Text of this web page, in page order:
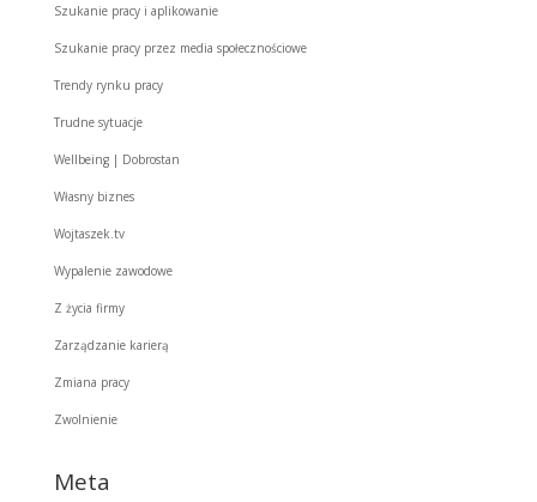
Szukanie pracy i aplikowanie
Szukanie pracy przez media społecznościowe
Trendy rynku pracy
Trudne sytuacje
Wellbeing | Dobrostan
Własny biznes
Wojtaszek.tv
Wypalenie zawodowe
Z życia firmy
Zarządzanie karierą
Zmiana pracy
Zwolnienie
Meta